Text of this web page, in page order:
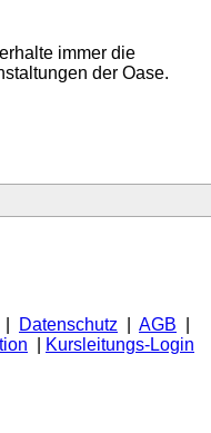
immer die
der Oase.
Datenschutz AGB
Kursleitungs-Login